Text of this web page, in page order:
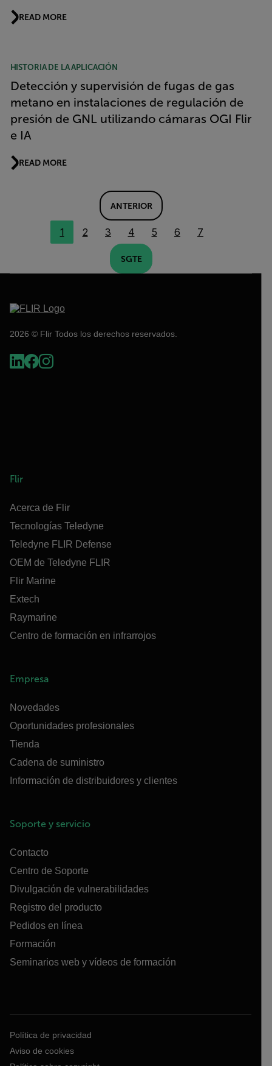
READ MORE
HISTORIA DE LA APLICACIÓN
Detección y supervisión de fugas de gas
metano en instalaciones de regulación de
presión de GNL utilizando cámaras OGI Flir
e IA
READ MORE
ANTERIOR
1 2 3 4 5 6 7
SGTE
2026 © Flir Todos los derechos reservados.
Flir
Acerca de Flir
Tecnologías Teledyne
Teledyne FLIR Defense
OEM de Teledyne FLIR
Flir Marine
Extech
Raymarine
Centro de formación en infrarrojos
Empresa
Novedades
Oportunidades profesionales
Tienda
Cadena de suministro
Información de distribuidores y clientes
Soporte y servicio
Contacto
Centro de Soporte
Divulgación de vulnerabilidades
Registro del producto
Pedidos en línea
Formación
Seminarios web y vídeos de formación
Política de privacidad
Aviso de cookies